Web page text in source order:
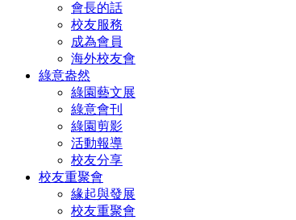
會長的話
校友服務
成為會員
海外校友會
綠意盎然
綠園藝文展
綠意會刊
綠園剪影
活動報導
校友分享
校友重聚會
緣起與發展
校友重聚會